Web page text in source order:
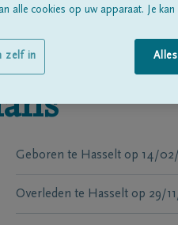
Geboren te Hasselt op 14/
Overleden te Hasselt op 29/
alle cookies op uw apparaat. Je kan
zelf in